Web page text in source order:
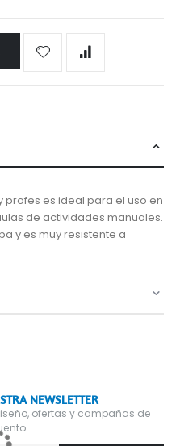
es ideal para el uso en
de actividades manuales.
y es muy resistente a
NEWSLETTER
ofertas y campañas de